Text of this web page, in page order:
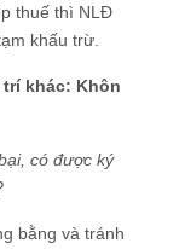
thuế thì NLĐ
khấu trừ.
khác: Khôn
có được ký
bằng và tránh